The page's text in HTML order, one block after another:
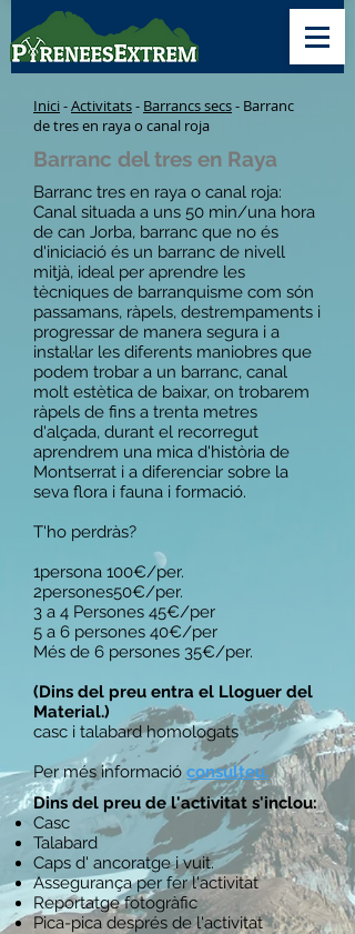
Inici-Activitats- Barrancs secs- Barranc
de tres en raya o canal roja
Barranc del tres en Raya
Barranc tres en raya o canal roja:
Canal situada a uns 50 min/una hora
de can Jorba, barranc que no és
d'iniciació és un barranc de nivell
mitjà, ideal per aprendre les
tècniques de barranquisme com són
passamans, ràpels, destrempaments i
progressar de manera segura i a
instal·lar les diferents maniobres que
podem trobar a un barranc, canal
molt estètica de baixar, on trobarem
ràpels de fins a trenta metres
d'alçada, durant el recorregut
aprendrem una mica d'història de
Montserrat i a diferenciar sobre la
seva flora i fauna i formació.
T'ho perdràs?
1persona 100€/per.
2persones50€/per.
3 a 4 Persones 45€/per
5 a 6 persones 40€/per
Més de 6 persones 35€/per.
(Dins del preu entra el Lloguer del
Material.)
casc i talabard homologats
Per més informació consulteu.
Dins del preu de l'activitat s'inclou:
Casc
Talabard
Caps d' ancoratge i vuit.
Assegurança per fer l'activitat
Reportatge fotogràfic
Pica-pica després de l'activitat